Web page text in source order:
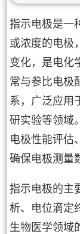
指示电极是一
或浓度的电极
变化，是电化
常与参比电极
系，广泛应用
研实验等领域
电极性能评估
确保电极测量
指示电极的主
析、电位滴定
生物医学领域